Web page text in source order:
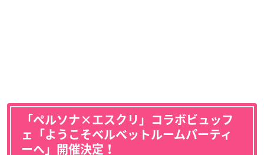
「ペルソナ×エスクリ」コラボビュッフ
ェ「ようこそベルベットルームパーティ
ーへ」開催決定！